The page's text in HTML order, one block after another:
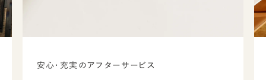
安心・充実のアフターサービス